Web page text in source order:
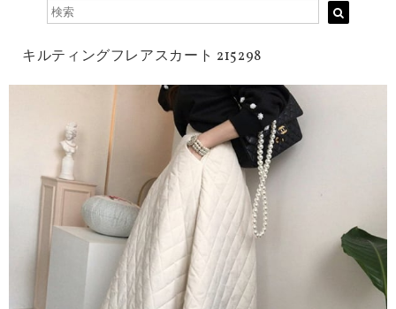
キルティングフレアスカート 215298